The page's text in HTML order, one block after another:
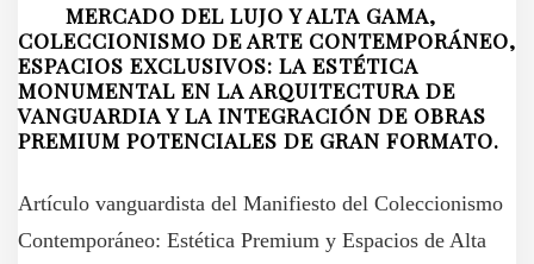
MERCADO DEL LUJO Y ALTA GAMA,
COLECCIONISMO DE ARTE CONTEMPORÁNEO,
ESPACIOS EXCLUSIVOS: LA ESTÉTICA
MONUMENTAL EN LA ARQUITECTURA DE
VANGUARDIA Y LA INTEGRACIÓN DE OBRAS
PREMIUM POTENCIALES DE GRAN FORMATO.
Artículo vanguardista del Manifiesto del Coleccionismo
Contemporáneo: Estética Premium y Espacios de Alta